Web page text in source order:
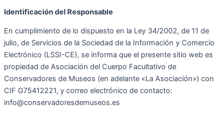
Identificación del Responsable
En cumplimiento de lo dispuesto en la Ley 34/2002, de 11 de
julio, de Servicios de la Sociedad de la Información y Comercio
Electrónico (LSSI-CE), se informa que el presente sitio web es
propiedad de Asociación del Cuerpo Facultativo de
Conservadores de Museos (en adelante «La Asociación») con
CIF G75412221, y correo electrónico de contacto:
info@conservadoresdemuseos.es